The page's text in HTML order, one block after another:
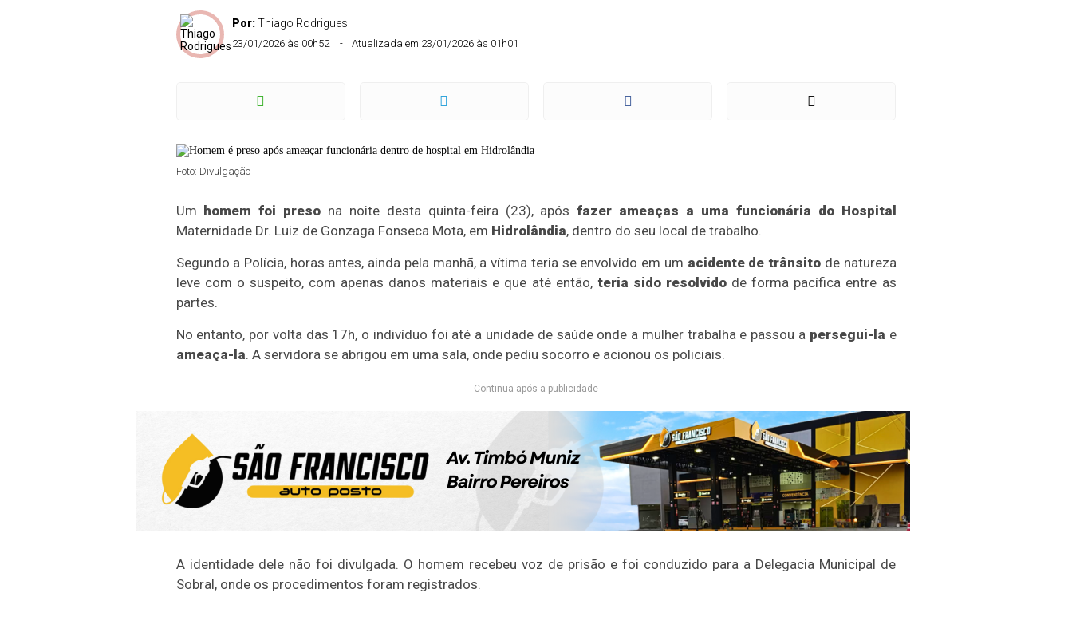
Por:Thiago Rodrigues
23/01/2026 às 00h52 Atualizada em 23/01/2026 às 01h01
Foto: Divulgação
Um homem foi preso na noite desta quinta-feira (23), apósfazer ameaças a uma funcionária do Hospital
Maternidade Dr. Luiz de Gonzaga Fonseca Mota, em Hidrolândia, dentro do seu local de trabalho.
Segundo a Polícia, horas antes, ainda pela manhã, a vítima teria se envolvido em um acidente de trânsito de natureza
leve com o suspeito, com apenas danos materiais e que até então, teria sido resolvidode forma pacífica entre as
partes.
No entanto, por volta das 17h, o indivíduo foi até a unidade de saúde onde a mulher trabalha e passou a persegui-la e
ameaça-la. A servidora se abrigou em uma sala, onde pediu socorro e acionou os policiais.
Continua após a publicidade
A identidade dele não foi divulgada. O homem recebeu voz de prisão e foi conduzido para a Delegacia Municipal de
Sobral, onde os procedimentos foram registrados.